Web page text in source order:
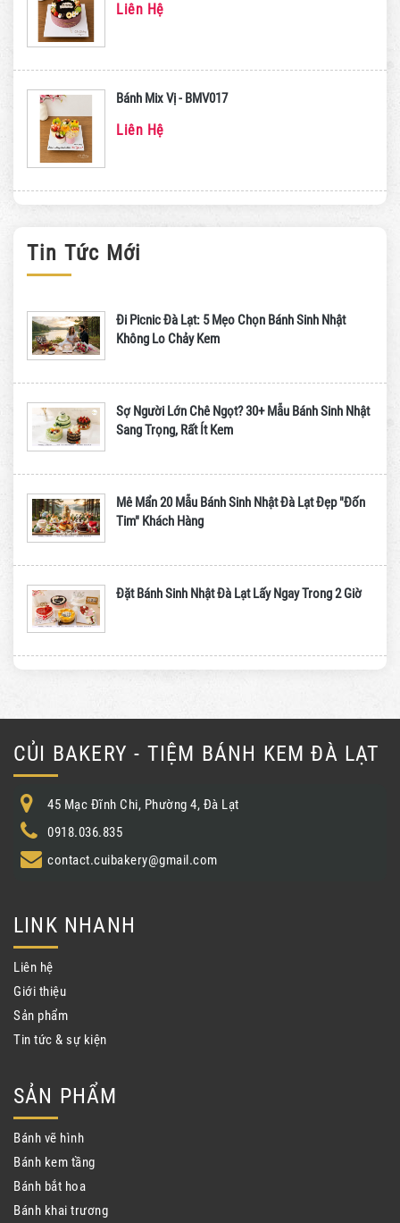
Liên Hệ
Bánh Mix Vị - BMV017
Liên Hệ
Tin Tức Mới
Đi Picnic Đà Lạt: 5 Mẹo Chọn Bánh Sinh Nhật
Không Lo Chảy Kem
Sợ Người Lớn Chê Ngọt? 30+ Mẫu Bánh Sinh Nhật
Sang Trọng, Rất Ít Kem
Mê Mẩn 20 Mẫu Bánh Sinh Nhật Đà Lạt Đẹp "Đốn
Tim" Khách Hàng
Đặt Bánh Sinh Nhật Đà Lạt Lấy Ngay Trong 2 Giờ
CỦI BAKERY - TIỆM BÁNH KEM ĐÀ LẠT
45 Mạc Đĩnh Chi, Phường 4, Đà Lạt
0918.036.835
contact.cuibakery@gmail.com
LINK NHANH
Liên hệ
Giới thiệu
Sản phẩm
Tin tức & sự kiện
SẢN PHẨM
Bánh vẽ hình
Bánh kem tầng
Bánh bắt hoa
Bánh khai trương